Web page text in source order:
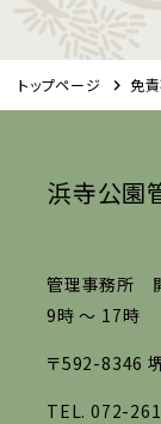
トップページ 免
浜寺公園
管理事務所
9時 ～ 17時
〒592-8346
TEL. 072-